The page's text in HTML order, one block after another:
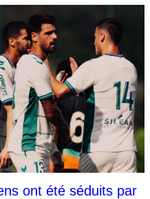
ont été séduits par